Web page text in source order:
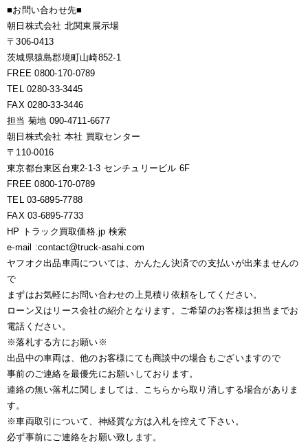
■お問い合わせ先■
朝日株式会社 北関東展示場
〒306-0413
茨城県猿島郡境町山崎852-1
FREE 0800-170-0789
TEL 0280-33-3445
FAX 0280-33-3446
担当 菊地 090-4711-6677
朝日株式会社 本社 買取センター
〒110-0016
東京都台東区台東2-1-3 センチュリービル 6F
FREE 0800-170-0789
TEL 03-6895-7788
FAX 03-6895-7733
HP トラック買取価格.jp 検索
e-mail :contact@truck-asahi.com
ヤフオク出品車両については、かんたん決済での支払いが出来ませんの
で
まずはお気軽にお問い合わせの上見積り依頼をしてください。
ローン又はリース会社の紹介となります。ご希望のお客様は担当までお
電話ください。
※落札する方にお願い※
出品中の車両は、他のお客様にても商談中の場合もございますので
事前のご連絡を最優先にお願いしております。
連絡の無い落札に関しましては、こちらから取り消しする場合がありま
す。
※車両取引について、神経質な方は入札を控えて下さい。
必ず事前にご連絡をお願い致します。